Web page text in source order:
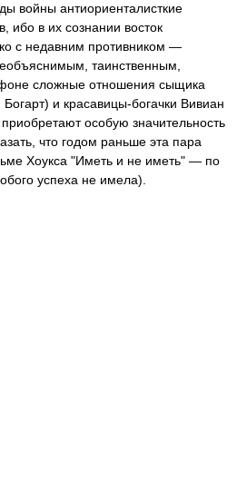
войны антиориенталисткие
ибо в их сознании восток
с недавним противником —
таинственным,
сложные отношения сыщика
и красавицы-богачки Вивиан
особую значительность
что годом раньше эта пара
Хоукса "Иметь и не иметь" — по
успеха не имела).